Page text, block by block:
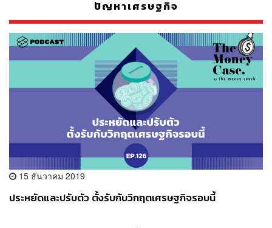
ปัญหาเศรษฐกิจ
15 ธันวาคม 2019
ประหยัดและปรับตัว ตั้งรับกับวิกฤตเศรษฐกิจรอบนี้